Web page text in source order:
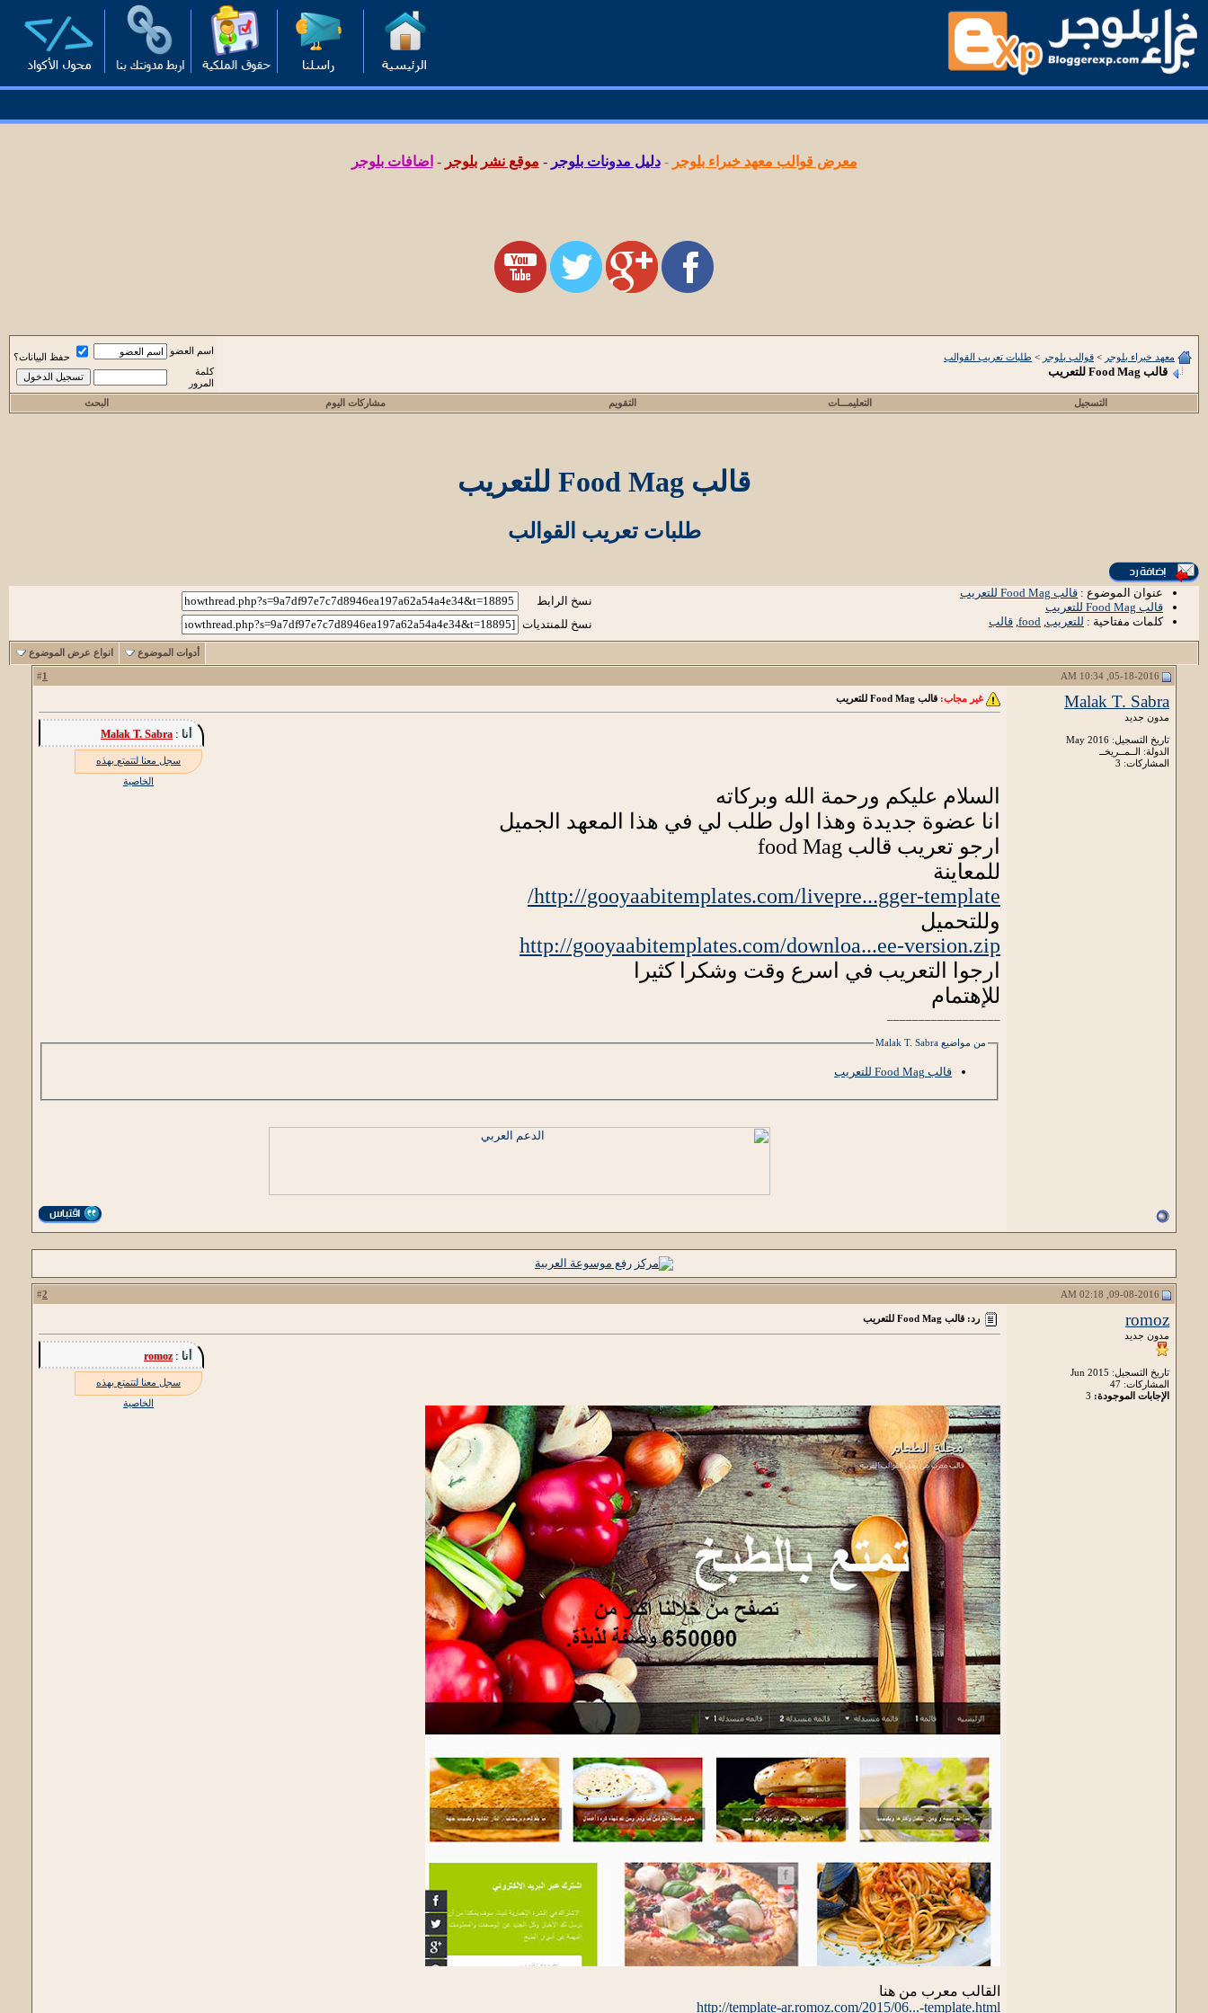
معرض قوالب معهد خبراء بلوجر -دليل مدونات بلوجر - موقع نشر بلوجر - اضافات بلوجر
معهد خبراء بلوجر > قوالب بلوجر > طلبات تعريب القوالب
قالب Food Mag للتعريب
اسم العضو
حفظ البيانات؟
كلمة
المرور
التسجيل
التعليمـــات التقويم مشاركات اليوم البحث
قالب Food Mag للتعريب
طلبات تعريب القوالب
عنوان الموضوع : قالب Food Mag للتعريب
قالب Food Mag للتعريب
كلمات مفتاحية : للتعريب food قالب
نسخ الرابط
نسخ للمنتديات
أدوات الموضوع انواع عرض الموضوع
1
Malak T. Sabra
مدون جديد
تاريخ التسجيل: May 2016
الدولة: الــمــريخــ
المشاركات: 3
غير مجاب: قالب Food Mag للتعريب
أنا :Malak T. Sabra
سجل معنا لتتمتع بهذه
الخاصية
السلام عليكم ورحمة الله وبركاته
انا عضوة جديدة وهذا اول طلب لي في هذا المعهد الجميل
ارجو تعريب قالب food Mag
للمعاينة
http://gooyaabitemplates.com/livepre...gger-template/
وللتحميل
http://gooyaabitemplates.com/downloa...ee-version.zip
ارجوا التعريب في اسرع وقت وشكرا كثيرا
للإهتمام
من مواضيع Malak T. Sabra
قالب Food Mag للتعريب
2
romoz
مدون جديد
تاريخ التسجيل: Jun 2015
المشاركات: 47
الإجابات الموجودة:
رد: قالب Food Mag للتعريب
أنا :romoz
سجل معنا لتتمتع بهذه
الخاصية
القالب معرب من هنا
http://template-ar.romoz.com/2015/06...-template.html